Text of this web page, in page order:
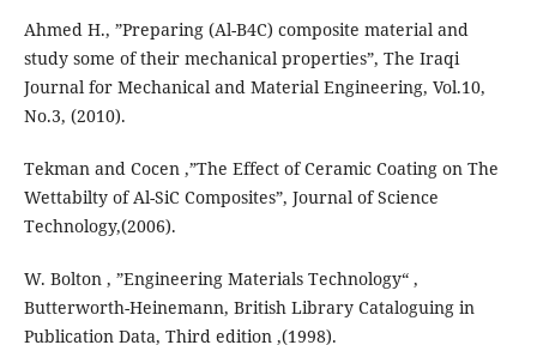
Ahmed H., ”Preparing (Al-B4C) composite material and
study some of their mechanical properties”, The Iraqi
Journal for Mechanical and Material Engineering, Vol.10,
No.3, (2010).
Tekman and Cocen ,”The Effect of Ceramic Coating on The
Wettabilty of Al-SiC Composites”, Journal of Science
Technology,(2006).
W. Bolton , ”Engineering Materials Technology“ ,
Butterworth-Heinemann, British Library Cataloguing in
Publication Data, Third edition ,(1998).